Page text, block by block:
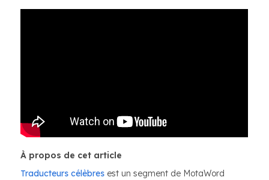
À propos de cet article
Traducteurs célèbres est un segment de MotaWord